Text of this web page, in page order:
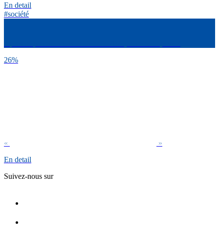
En detail
#société
26%
«
»
En detail
Suivez-nous sur